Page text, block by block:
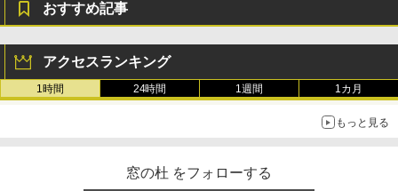
定バーチャルアイテムを含む】 【オンラ
インゲームコード】 ロブロックス | オン
ラインコード版
Microsoft Office Home & Business 202
4(最新 永続版)|オンラインコード版|Wind
￥1,766
出す プロンプトの言葉 AI画像生成シリー
ズ (はぴーイラストLabo)
ンチディスプレイ、色調調節ライト、12
週間持続バッテリー、広告なし、ブラッ
ク
Amazon Kindle - 目に優しい、かさばら
ない、大きな画面で読みやすい、6週間持
おすすめ記事
アクセスランキング
1時間 24時間 1週間 1カ月
もっと見る
窓の杜 をフォローする